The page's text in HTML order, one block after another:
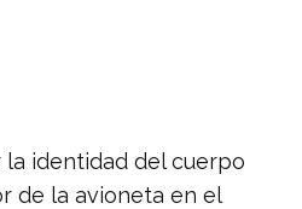
identidad del cuerpo
de la avioneta en el